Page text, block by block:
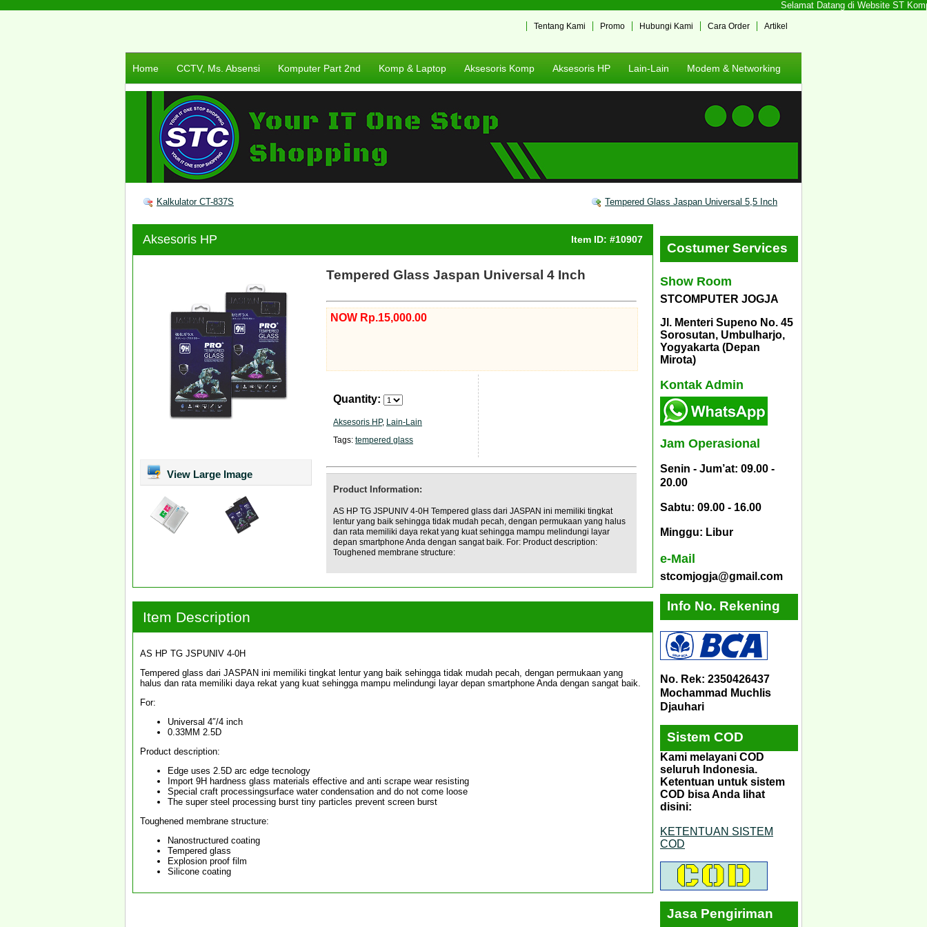
Selamat Datang di Website ST
Artikel
Cara Order
Hubungi Kami
Promo
Tentang Kami
Home CCTV, Ms. Absensi Komputer Part 2nd Komp & Laptop Aksesoris Komp Aksesoris HP Lain-Lain Modem & Networking
Kalkulator CT-837S Tempered Glass Jaspan Universal 5,5 Inch
Aksesoris HP Item ID: #10907
View Large Image
Tempered Glass Jaspan Universal 4 Inch
NOW Rp.15,000.00
Quantity:
Aksesoris HP, Lain-Lain
Tags: tempered glass
Product Information:
AS HP TG JSPUNIV 4-0H Tempered glass dari JASPAN ini memiliki tingkat
lentur yang baik sehingga tidak mudah pecah, dengan permukaan yang halus
dan rata memiliki daya rekat yang kuat sehingga mampu melindungi layar
depan smartphone Anda dengan sangat baik. For: Product description:
Toughened membrane structure:
Item Description
AS HP TG JSPUNIV 4-0H
Tempered glass dari JASPAN ini memiliki tingkat lentur yang baik sehingga tidak mudah pecah, dengan permukaan yang
halus dan rata memiliki daya rekat yang kuat sehingga mampu melindungi layar depan smartphone Anda dengan sangat baik.
For:
Universal 4″/4 inch
0.33MM 2.5D
Product description:
Edge uses 2.5D arc edge tecnology
Import 9H hardness glass materials effective and anti scrape wear resisting
Special craft processingsurface water condensation and do not come loose
The super steel processing burst tiny particles prevent screen burst
Toughened membrane structure:
Nanostructured coating
Tempered glass
Explosion proof film
Silicone coating
Costumer Services
Show Room
STCOMPUTER JOGJA
Jl. Menteri Supeno No. 45
Sorosutan, Umbulharjo,
Yogyakarta (Depan
Mirota)
Kontak Admin
Jam Operasional
Senin - Jum’at: 09.00 -
20.00
Sabtu: 09.00 - 16.00
Minggu: Libur
e-Mail
stcomjogja@gmail.com
Info No. Rekening
No. Rek: 2350426437
Mochammad Muchlis
Djauhari
Sistem COD
Kami melayani COD
seluruh Indonesia.
Ketentuan untuk sistem
COD bisa Anda lihat
disini:
KETENTUAN SISTEM
COD
Jasa Pengiriman